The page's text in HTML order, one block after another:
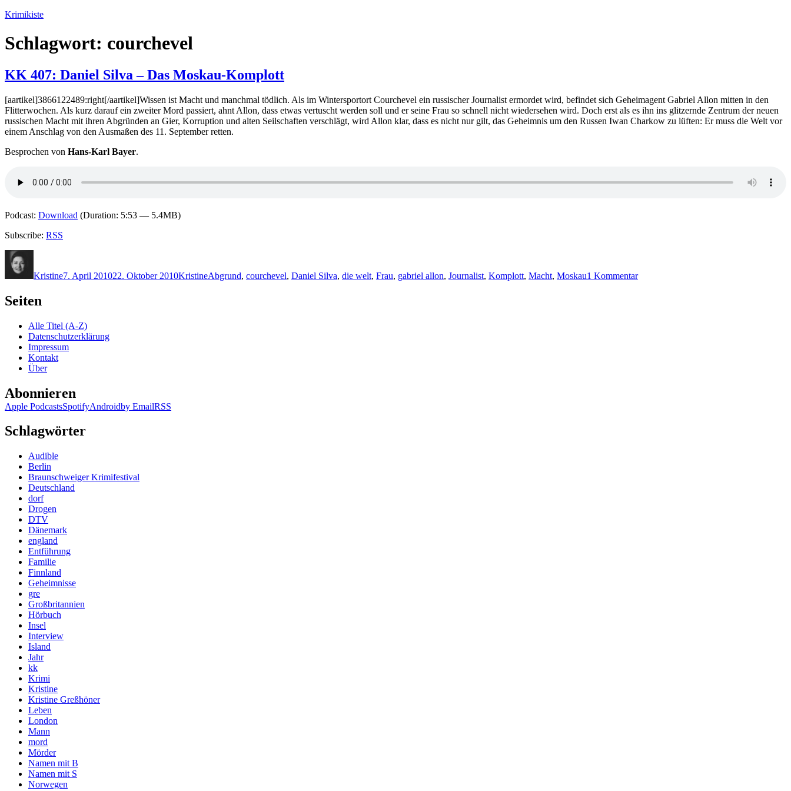
Zum
springen
Krimikiste
Schlagwort: courchevel
KK 407: Daniel Silva – Das Moskau-Komplott
[aartikel]3866122489:right[/aartikel]Wissen ist Macht und manchmal tödlich. Als im Wintersportort Courchevel ein russischer Journalist ermordet wird, befindet sich Geheimagent Gabriel Allon mitten in den
Flitterwochen. Als kurz darauf ein zweiter Mord passiert, ahnt Allon, dass etwas vertuscht werden soll und er seine Frau so schnell nicht wiedersehen wird. Doch erst als es ihn ins glitzernde Zentrum der neuen
russischen Macht mit ihren Abgründen an Gier, Korruption und alten Seilschaften verschlägt, wird Allon klar, dass es nicht nur gilt, das Geheimnis um den Russen Iwan Charkow zu lüften: Er muss die Welt vor
einem Anschlag von den Ausmaßen des 11. September retten.
Besprochen von Hans-Karl Bayer.
Podcast: Download (Duration: 5:53 — 5.4MB)
Subscribe: RSS
Kristine7. April 201022. Oktober 2010KristineAbgrund, courchevel, Daniel Silva, die welt, Frau, gabriel allon, Journalist, Komplott, Macht, Moskau1 Kommentar407:
Seiten
Alle Titel (A-Z)
Datenschutzerklärung
Impressum
Kontakt
Über
Abonnieren
Apple PodcastsSpotifyAndroidby EmailRSS
Schlagwörter
Audible
Berlin
Braunschweiger Krimifestival
Deutschland
dorf
Drogen
DTV
Dänemark
england
Entführung
Familie
Finnland
Geheimnisse
gre
Großbritannien
Hörbuch
Insel
Interview
Island
Jahr
kk
Krimi
Kristine
Kristine Greßhöner
Leben
London
Mann
mord
Mörder
Namen mit B
Namen mit S
Norwegen